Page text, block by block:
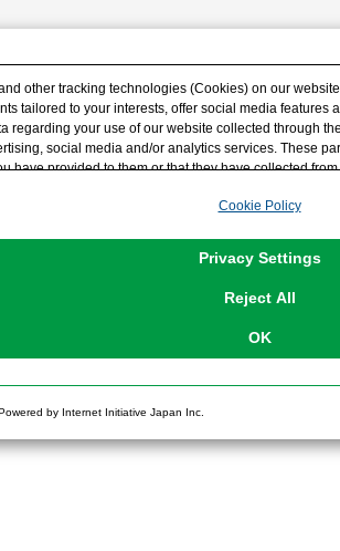
other tracking technologies (Cookies) on our
tailored to your interests, offer social media features
regarding your use of our website collected through
social media and/or analytics services. These
have provided to them or that they have collected
except for Strictly Necessary Cookies, please
consent or rejection settings at any time via
Cookie Policy
Privacy Settings
Reject All
OK
by Internet Initiative Japan Inc.